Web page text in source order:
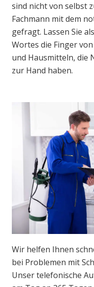
sind nicht von selbst
Fachmann mit dem
gefragt. Lassen Sie
Wortes die Finger
und Hausmitteln, die
zur Hand haben.
Wir helfen Ihnen
bei Problemen mit
Unser telefonische Auftragsannahme ist 24 Stunden